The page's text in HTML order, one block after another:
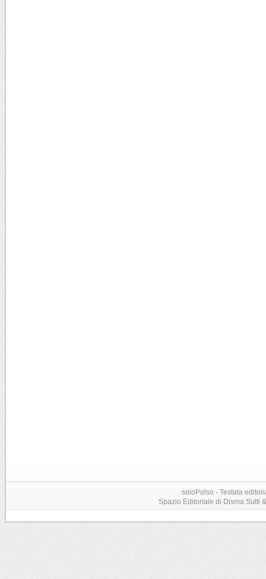
soloPolso - Testata
Spazio Editoriale di Disma Sutti